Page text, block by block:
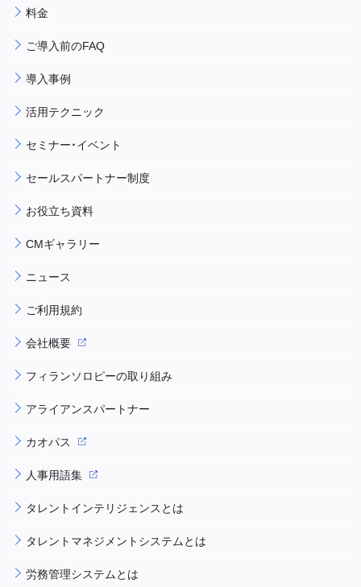
料金
ご導入前のFAQ
導入事例
活用テクニック
セミナー・イベント
セールスパートナー制度
お役立ち資料
CMギャラリー
ニュース
ご利用規約
会社概要
フィランソロピーの取り組み
アライアンスパートナー
カオパス
人事用語集
タレントインテリジェンスとは
タレントマネジメントシステムとは
労務管理システムとは